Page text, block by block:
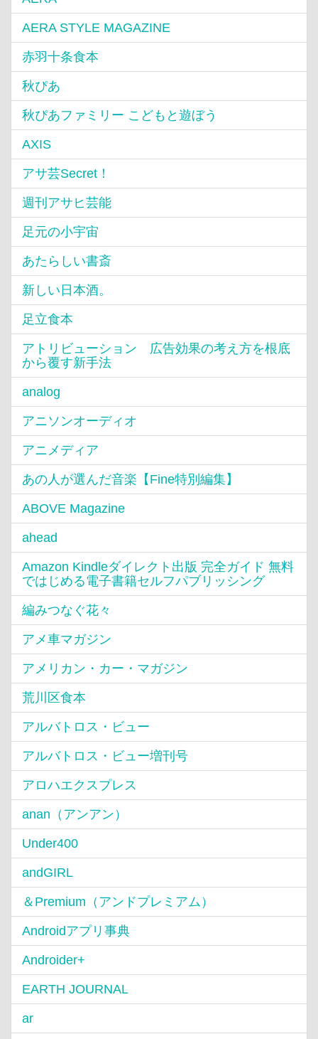
AERA STYLE MAGAZINE
赤羽十条食本
秋ぴあ
秋ぴあファミリー こどもと遊ぼう
AXIS
アサ芸Secret！
週刊アサヒ芸能
足元の小宇宙
あたらしい書斎
新しい日本酒。
足立食本
アトリビューション 広告効果の考え方を根底
から覆す新手法
analog
アニソンオーディオ
アニメディア
あの人が選んだ音楽【Fine特別編集】
ABOVE Magazine
ahead
Amazon Kindleダイレクト出版 完全ガイド 無料
ではじめる電子書籍セルフパブリッシング
編みつなぐ花々
アメ車マガジン
アメリカン・カー・マガジン
荒川区食本
アルバトロス・ビュー
アルバトロス・ビュー増刊号
アロハエクスプレス
anan（アンアン）
Under400
andGIRL
＆Premium（アンドプレミアム）
Androidアプリ事典
Androider+
EARTH JOURNAL
ar